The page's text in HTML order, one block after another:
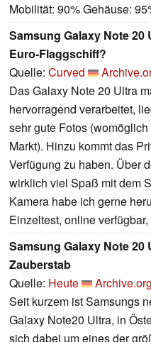
Mobilität: 90% Gehäuse:
Samsung Galaxy Note 20
Euro-Flaggschiff?
Quelle: Curved
Das Galaxy Note 20 Ultra
hervorragend verarbeitet,
sehr gute Fotos
Markt). Hinzu kommt das
Verfügung zu haben. Über
wirklich viel Spaß mit dem
Kamera habe ich gerne
Einzeltest, online
Samsung Galaxy Note 20
Zauberstab
Quelle: Heute
Seit kurzem ist Samsungs
Galaxy Note20 Ultra, in
sich dabei um eines der